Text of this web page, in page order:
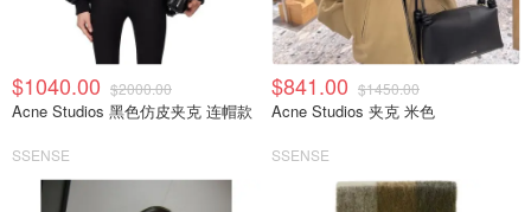
$1040.00 $2000.00
Acne Studios 黑色仿皮夹克 连帽款
SSENSE
$841.00 $1450.00
Acne Studios 夹克 米色
SSENSE